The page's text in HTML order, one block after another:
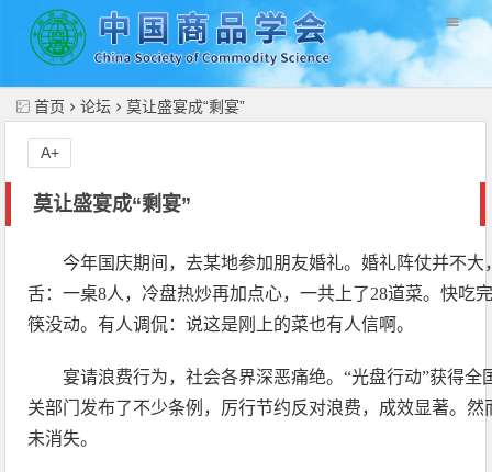
首页 论坛 莫让盛宴成“剩宴”
莫让盛宴成“剩宴”
A+
今年国庆期间，去某地参加朋友婚礼。婚礼阵仗并不
舌：一桌8人，冷盘热炒再加点心，一共上了28道菜。快吃
筷没动。有人调侃：说这是刚上的菜也有人信啊。
宴请浪费行为，社会各界深恶痛绝。“光盘行动”获得
关部门发布了不少条例，厉行节约反对浪费，成效显著。
未消失。